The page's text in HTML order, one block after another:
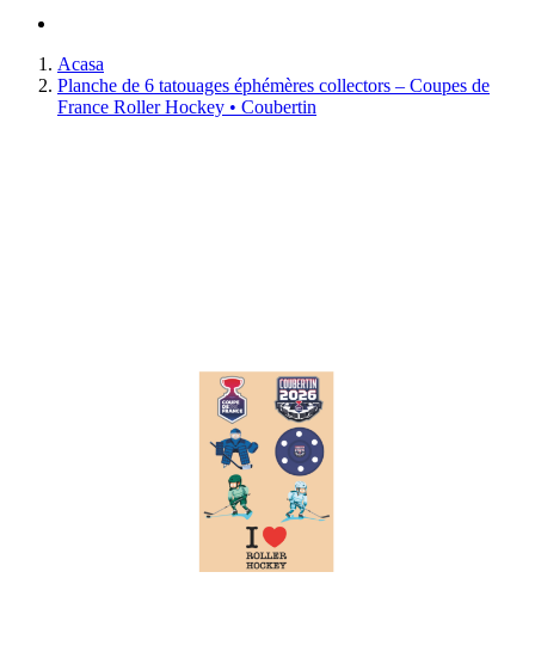
Acasa
Planche de 6 tatouages éphémères collectors – Coupes de
France Roller Hockey • Coubertin